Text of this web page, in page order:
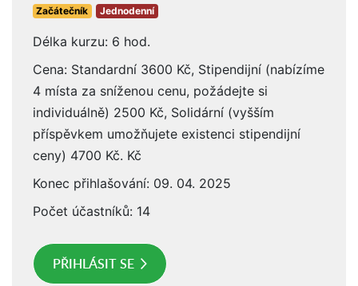
Začátečník Jednodenní
Délka kurzu: 6 hod.
Cena: Standardní 3600 Kč, Stipendijní (nabízíme
4 místa za sníženou cenu, požádejte si
individuálně) 2500 Kč, Solidární (vyšším
příspěvkem umožňujete existenci stipendijní
ceny) 4700 Kč. Kč
Konec přihlašování: 09. 04. 2025
Počet účastníků: 14
PŘIHLÁSIT SE